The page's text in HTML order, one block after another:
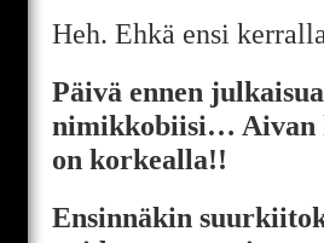
Heh. Ehkä ensi
Päivä ennen
nimikkobiisi… Aivan
on korkealla!!
Ensinnäkin